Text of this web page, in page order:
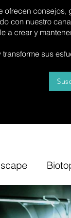
ofrecen
con nuestro
a crear y
transforme sus
News